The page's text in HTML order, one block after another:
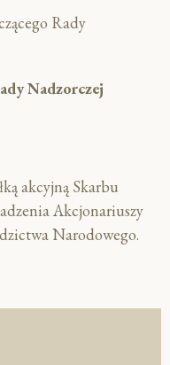
Rady
Nadzorczej
akcyjną Skarbu
Akcjonariuszy
Narodowego.